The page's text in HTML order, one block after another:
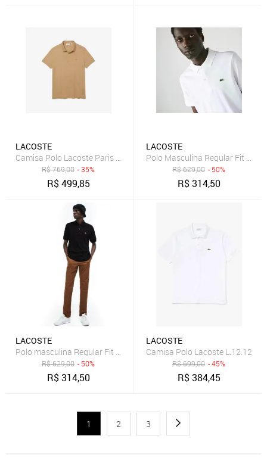
LACOSTE
Camisa Polo Lacoste Paris Regular Fit Masculina em piquet de
R$769,00 - 35%
R$499,85
LACOSTE
Polo Masculina Regular Fit Em
R$629,00 - 50%
R$314,50
LACOSTE
Polo masculina Regular Fit em algodão leve
R$629,00 - 50%
R$314,50
LACOSTE
Camisa Polo Lacoste L.12.12
R$699,00 - 45%
R$384,45
1 2 3